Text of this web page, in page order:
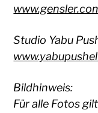
Studio Yabu
Bildhinweis:
Für alle Fotos